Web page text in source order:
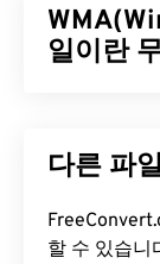
Format)를개
와 MP3파일
WAV 파
WAV 파일을
Player입니
일이란
했습니다.
Lossless,
며 발전해 왔
FreeConvert.com 다
할 수 있습니